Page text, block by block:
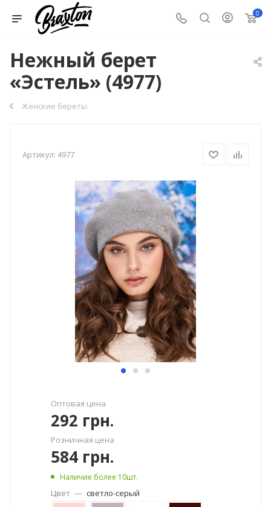
0
Нежный берет
«Эстель» (4977)
Женские береты
Артикул: 4977
Оптовая цена
292 грн.
Розничная цена
584 грн.
Наличие более 10шт.
Цвет — светло-серый